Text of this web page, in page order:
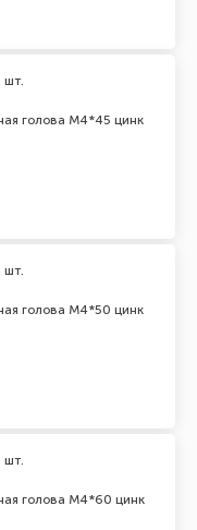
голова М4*45 цинк
шт.
голова М4*50 цинк
шт.
голова М4*60 цинк
шт.